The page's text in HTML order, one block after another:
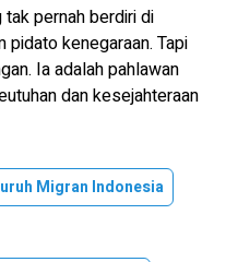
tak pernah berdiri di
kenegaraan. Tapi
Ia adalah pahlawan
dan kesejahteraan
Migran Indonesia